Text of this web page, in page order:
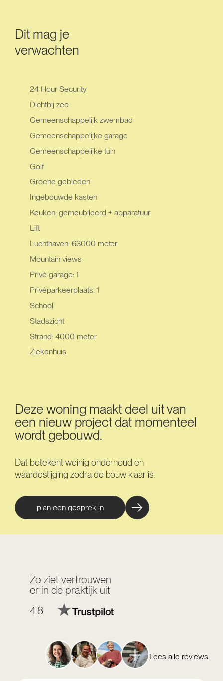
Dit mag je
verwachten
24 Hour Security
Dichtbij zee
Gemeenschappelijk zwembad
Gemeenschappelijke garage
Gemeenschappelijke tuin
Golf
Groene gebieden
Ingebouwde kasten
Keuken: gemeubileerd + apparatuur
Lift
Luchthaven: 63000 meter
Mountain views
Privé garage: 1
Privéparkeerplaats: 1
School
Stadszicht
Strand: 4000 meter
Ziekenhuis
Deze woning maakt deel uit van
een nieuw project dat momenteel
wordt gebouwd.
Dat betekent weinig onderhoud en
waardestijging zodra de bouw klaar is.
plan een gesprek in
Zo ziet vertrouwen
er in de praktijk uit
4.8
Lees alle reviews